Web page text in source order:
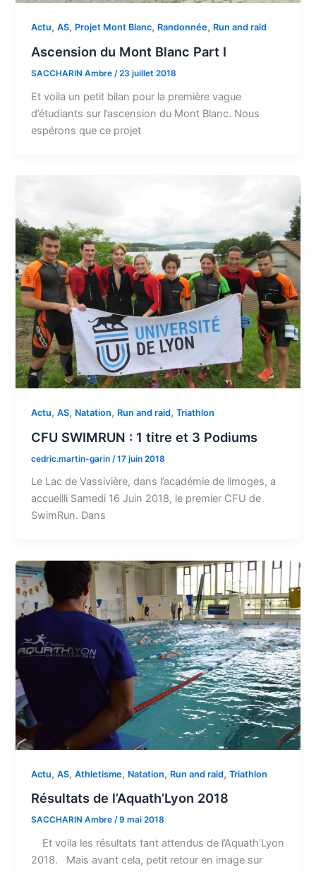
Actu,AS, Projet Mont Blanc, Randonnée, Run and raid
Ascension du Mont Blanc Part I
SACCHARIN Ambre/23 juillet 2018
Et voila un petit bilan pour la première vague
d’étudiants sur l’ascension du Mont Blanc. Nous
espérons que ce projet
Actu,AS, Natation, Run and raid,Triathlon
CFU SWIMRUN : 1 titre et 3 Podiums
cedric.martin-garin /17 juin 2018
Le Lac de Vassivière, dans l’académie de limoges, a
accueilli Samedi 16 Juin 2018, le premier CFU de
SwimRun. Dans
Actu,AS,Athletisme, Natation, Run and raid,Triathlon
Résultats de l’Aquath’Lyon 2018
SACCHARIN Ambre/9 mai 2018
Et voila les résultats tant attendus de l’Aquath’Lyon
2018. Mais avant cela, petit retour en image sur